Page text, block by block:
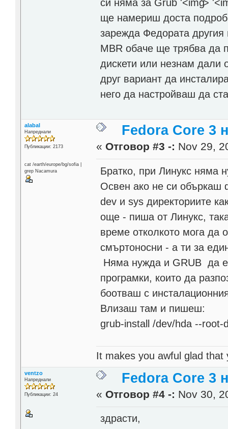
си няма за Grub
'>
ще намериш доста
зарежда Федората
MBR обаче ще трябва да
дискети или незнам
друг вариант да
него да настройваш да
alabal
Напреднали
Публикации: 2173
cat /earth/europe/bg/sofia |
grep Nacamura
Fedora Core 3
« Отговор #3 -: Nov 29,
Братко, при Линукс няма
Освен ако не си объркаш
dev и sys директориите
още - пиша от Линукс,
време отколкото мога да
смъртоносни - а ти за
Няма нужда и GRUB да
програмки, които да
боотваш с
Влизаш там и пишеш:
grub-install /dev/hda --
It makes you awful glad
ventzo
Напреднали
Публикации: 24
Fedora Core 3
« Отговор #4 -: Nov 30,
здрасти,